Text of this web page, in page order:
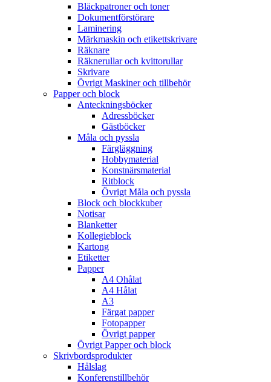
Bläckpatroner och toner
Dokumentförstörare
Laminering
Märkmaskin och etikettskrivare
Räknare
Räknerullar och kvittorullar
Skrivare
Övrigt Maskiner och tillbehör
Papper och block
Anteckningsböcker
Adressböcker
Gästböcker
Måla och pyssla
Färgläggning
Hobbymaterial
Konstnärsmaterial
Ritblock
Övrigt Måla och pyssla
Block och blockkuber
Notisar
Blanketter
Kollegieblock
Kartong
Etiketter
Papper
A4 Ohålat
A4 Hålat
A3
Färgat papper
Fotopapper
Övrigt papper
Övrigt Papper och block
Skrivbordsprodukter
Hålslag
Konferenstillbehör